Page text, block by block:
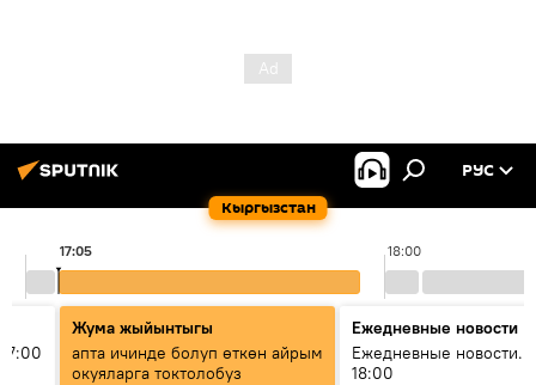
Кыргызстан
РУС
18:00
17:05
Жума жыйынтыгы
апта ичинде болуп өткөн айрым
окуяларга токтолобуз
Ежедневные новости
Ежедневные новости.
18:00